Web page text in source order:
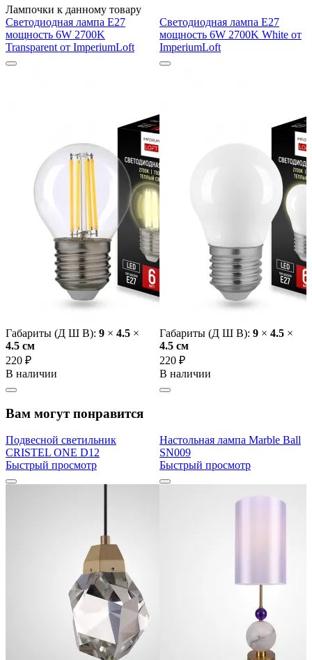
Лампочки к данному товару
Светодиодная лампа E27
мощность 6W 2700K
Transparent от ImperiumLoft
Габариты (Д Ш В): 9 × 4.5 ×
4.5 cм
220 ₽
В наличии
Светодиодная лампа E27
мощность 6W 2700K White от
ImperiumLoft
Габариты (Д Ш В): 9 × 4.5 ×
4.5 cм
220 ₽
В наличии
Вам могут понравится
Подвесной светильник
CRISTEL ONE D12
Быстрый просмотр
Настольная лампа Marble Ball
SN009
Быстрый просмотр